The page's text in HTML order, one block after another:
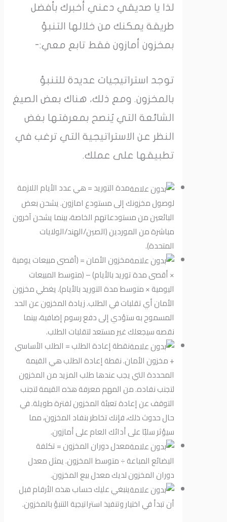
لذا يا صديقي دعني أخبرك بأفضل
طريقة يمكنك من خلالها التنبؤ
بمخزون أمازون فقط تابع معي:-
توجد استراتيجيات عديدة للتنبؤ
بالمخزون. ومع ذلك، هناك بعض الصيغ
الشائعة التي يُنصح بمعرفتها بغض
النظر عن الاستراتيجية التي ترغب في
تطبيقها على عملك.
مدة التوريد = هي عدد الأيام اللازمة
لوصول مخزونك إلى مستودع امازون. يشحن بعض
البائعين من مستودعاتهم الخاصة، بينما يشحن آخرون
مباشرة من الموردين (الصين/الهند/الولايات
المتحدة).
مخزون الأمان = (أقصى مبيعات يومية
× أقصى مدة توريد بالأيام) – (متوسط ​​المبيعات
اليومية × متوسط ​​مدة التوريد بالأيام). يغطي مخزون
الأمان أي تقلبات في الطلب. زيادة المخزون عن الحد
المسموح به ستؤدي إلى دفع رسوم إضافية، بينما
نقصه سيجعلك غير مستعد لتقلبات الطلب.
نقطة إعادة الطلب = الطلب الأساسي
+ مخزون الأمان. نقطة إعادة الطلب هي القيمة
المحددة التي يجب عندها طلب المزيد من المخزون
لتجنب نفاده. من المهم معرفة هذه القيمة لتجنب
التوقف عن إعادة تعبئة المخزون لفترة طويلة. في
حال حدوث ذلك، فإنك تخاطر بنفاد المخزون، مما
سيؤثر سلبًا على أدائك العام على أمازون.
معدل دوران المخزون = تكلفة
البضائع المباعة ÷ متوسط ​​المخزون. يمثل معدل
دوران المخزون لديك معدل بيع المخزون.
ينبغي عليك حساب هذه الأرقام قبل
أن تبدأ في اختيار وتنفيذ استراتيجية التنبؤ بالمخزون.